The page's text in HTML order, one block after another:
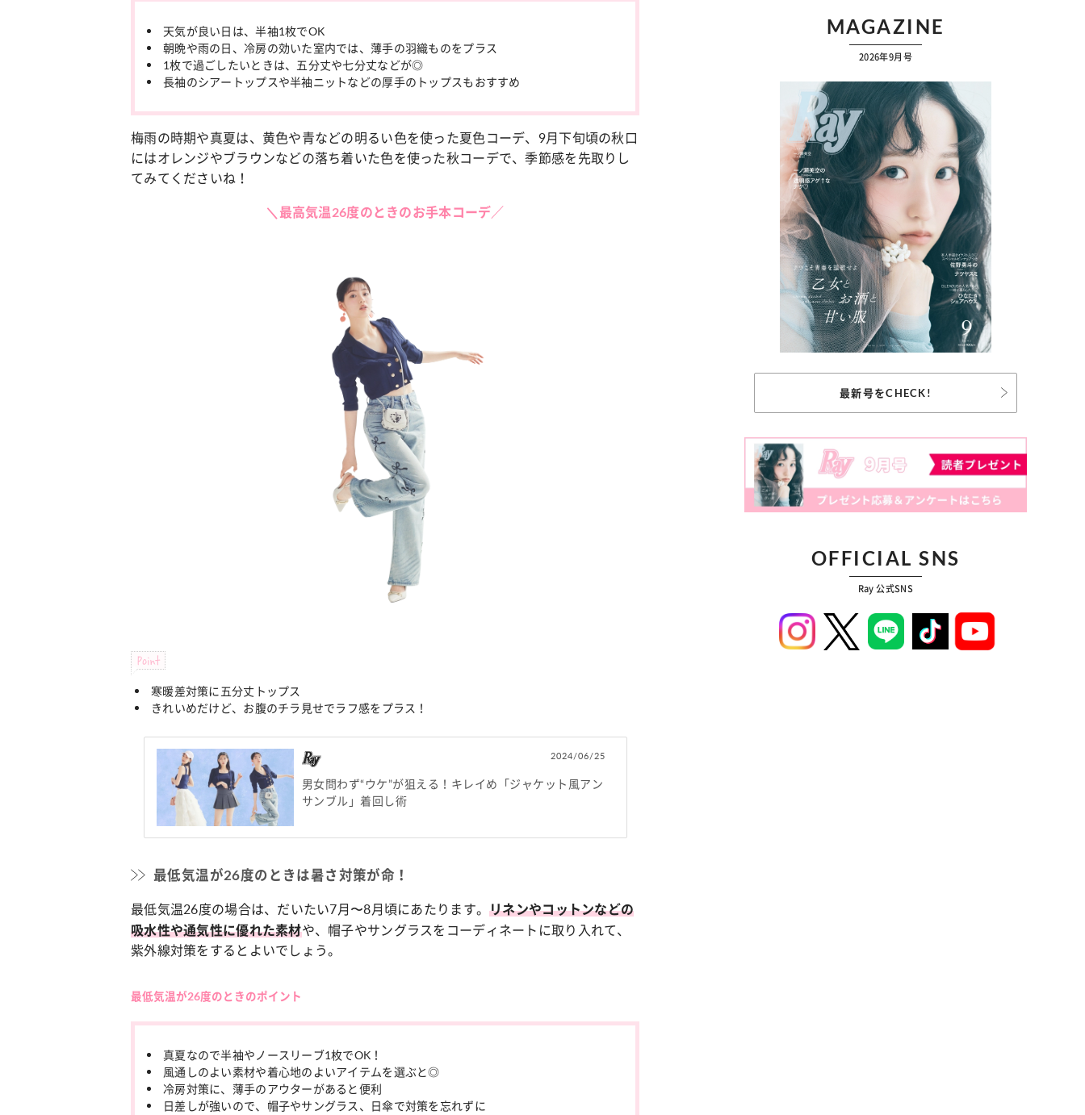
天気が良い日は、半袖1枚でOK
朝晩や雨の日、冷房の効いた室内では、薄手の羽織ものをプラス
1枚で過ごしたいときは、五分丈や七分丈などが◎
長袖のシアートップスや半袖ニットなどの厚手のトップスもおすすめ
梅雨の時期や真夏は、黄色や青などの明るい色を使った夏色コーデ、 9月下旬頃の秋口
にはオレンジやブラウンなどの落ち着いた色を使った秋コーデで、季節感を先取りし
てみてくださいね！
＼最高気温26度のときのお手本コーデ／
Point
寒暖差対策に五分丈トップス
きれいめだけど、お腹のチラ見せでラフ感をプラス！
2024/06/25
男女問わず“ウケ”が狙える！キレイめ「ジャケット風アン
サンブル」着回し術
最低気温が26度のときは暑さ対策が命！
最低気温26度の場合は、だいたい7月〜8月頃にあたります。リネンやコットンなどの
吸水性や通気性に優れた素材や、帽子やサングラスをコーディネートに取り入れて、
紫外線対策をするとよいでしょう。
最低気温が26度のときのポイント
真夏なので半袖やノースリーブ1枚でOK！
風通しのよい素材や着心地のよいアイテムを選ぶと◎
冷房対策に、薄手のアウターがあると便利
日差しが強いので、帽子やサングラス、日傘で対策を忘れずに
MAGAZINE
2026年9月号
最新号をCHECK!
OFFICIAL SNS
Ray 公式SNS